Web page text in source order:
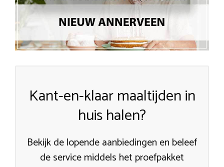
Kant-en-klaar maaltijden in
huis halen?
Bekijk de lopende aanbiedingen en beleef
de service middels het proefpakket